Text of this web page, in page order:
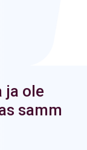
ja ole
samm